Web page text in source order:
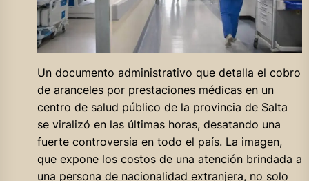
Un documento administrativo que detalla el cobro
de aranceles por prestaciones médicas en un
centro de salud público de la provincia de Salta
se viralizó en las últimas horas, desatando una
fuerte controversia en todo el país. La imagen,
que expone los costos de una atención brindada a
una persona de nacionalidad extranjera, no solo